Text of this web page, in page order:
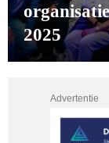
2025
Advertentie